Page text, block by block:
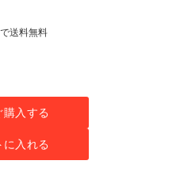
で送料無料
購入する
に入れる